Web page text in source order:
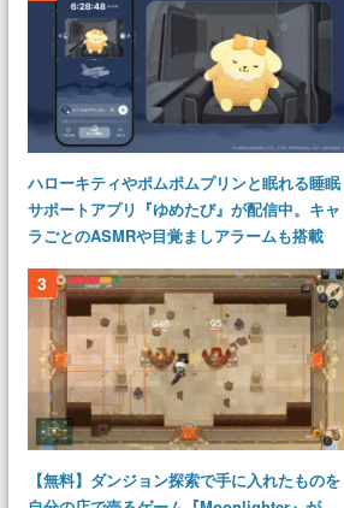
ハローキティやポムポムプリンと眠れる睡眠
サポートアプリ『ゆめたび』が配信中。キャ
ラごとのASMRや目覚ましアラームも搭載
3
【無料】ダンジョン探索で手に入れたものを